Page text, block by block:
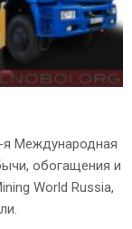
я Международная
обогащения и
World Russia,